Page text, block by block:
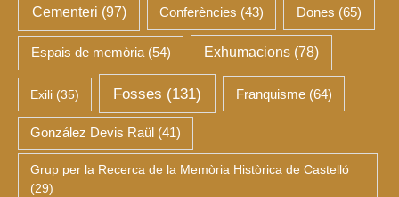
Cementeri (97) Conferències (43) Dones (65)
Espais de memòria(54) Exhumacions (78)
Exili(35) Fosses (131) Franquisme(64)
González Devis Raül (41)
Grup per la Recerca de la Memòria Històrica de Castelló
(29)